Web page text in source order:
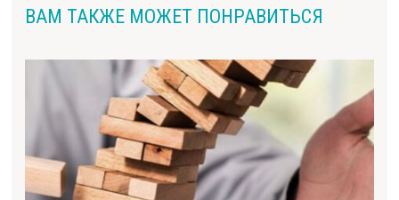
ВАМ ТАКЖЕ МОЖЕТ ПОНРАВИТЬСЯ